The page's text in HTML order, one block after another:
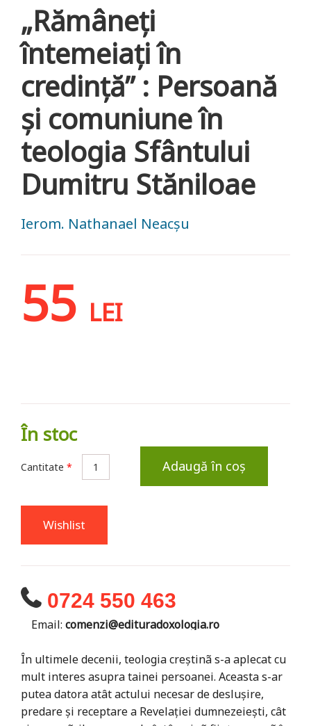
„Rămâneţi
întemeiaţi în
credinţăʺ : Persoană
şi comuniune în
teologia Sfântului
Dumitru Stăniloae
Ierom. Nathanael Neacșu
55 LEI
În stoc
Cantitate * Adaugă în coș
Wishlist
0724 550 463
Email: comenzi@edituradoxologia.ro
În ultimele decenii, teologia creștinã s-a aplecat cu
mult interes asupra tainei persoanei. Aceasta s-ar
putea datora atât actului necesar de deslușire,
predare și receptare a Revelației dumnezeiești, cât